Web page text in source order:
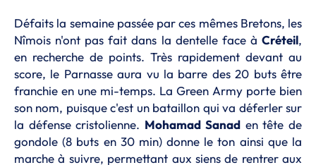
Défaits la semaine passée par ces mêmes Bretons, les
Nîmois n'ont pas fait dans la dentelle face à Créteil,
en recherche de points. Très rapidement devant au
score, le Parnasse aura vu la barre des 20 buts être
franchie en une mi-temps. La Green Army porte bien
son nom, puisque c'est un bataillon qui va déferler sur
la défense cristolienne. Mohamad Sanaden tête de
gondole (8 buts en 30 min) donne le ton ainsi que la
marche à suivre, permettant aux siens de rentrer aux